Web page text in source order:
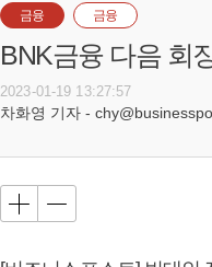
금융 금융
BNK금융 다음 회
2023-01-19 13:27:57
차화영 기자 -